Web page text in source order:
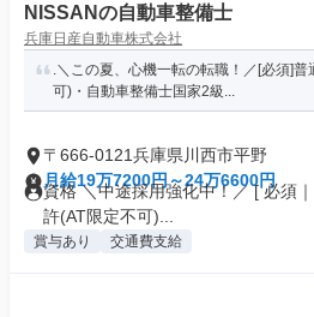
NISSANの自動車整備士
兵庫日産自動車株式会社
.＼この夏、心機一転の転職！／[必須]普
可)・自動車整備士国家2級...
〒666-0121兵庫県川西市平野
月給19万7200円～24万6600円
資格 ＼中途採用強化中！／ [ 必須
許(AT限定不可)...
賞与あり 交通費支給